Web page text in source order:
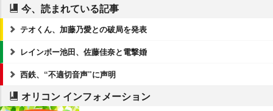
今、読まれている記事
テオくん、加藤乃愛との破局を発表
レインボー池田、佐藤佳奈と電撃婚
西鉄、“不適切音声”に声明
オリコン インフォメーション